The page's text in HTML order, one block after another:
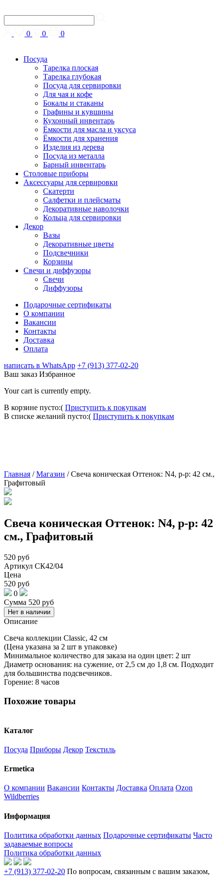
0 0 0
Посуда
Тарелка плоская
Тарелка глубокая
Посуда для сервировки
Для чая и кофе
Бокалы и стаканы
Графины и кувшины
Кухонный инвентарь
Ёмкости для масла и уксуса
Ёмкости для хранения
Изделия из дерева
Посуда из металла
Барный инвентарь
Столовые приборы
Аксессуары для сервировки
Скатерти
Cалфетки и плейсматы
Декоративные наволочки
Кольца для сервировки
Декор
Вазы
Декоративные цветы
Подсвечники
Корзины
Свечи и диффузоры
Свечи
Диффузоры
Подарочные сертификаты
О компании
Вакансии
Контакты
Доставка
Оплата
написать в WhatsApp +7 (913) 377-02-20
Ваш заказ Избранное
Your cart is currently empty.
В корзине пусто:( Приступить к покупкам
В списке желаний пусто:( Приступить к покупкам
Главная /Магазин /Свеча коническая Оттенок: N4, р-р: 42 см.,
Графитовый
Свеча коническая Оттенок: N4, р-р: 42
см., Графитовый
520 руб
Артикул СК42/04
Цена
520 руб
0
Сумма 520 руб
Нет в наличии
Описание
Свеча коллекции Classic, 42 см
(Цена указана за 2 шт в упаковке)
Минимальное количество для заказа на один цвет: 2 шт
Диаметр основания: на сужение, от 2,5 см до 1,8 см. Подходит
для большинства подсвечников.
Горение: 8 часов
Похожие товары
Каталог
Посуда Приборы Декор Текстиль
Ermetica
О компании Вакансии Контакты Доставка Оплата Ozon
Wildberries
Информация
Политика обработки данных Подарочные сертификаты Часто
задаваемые вопросы
Политика обработки данных
+7 (913) 377-02-20 По вопросам, связанным с вашим заказом,